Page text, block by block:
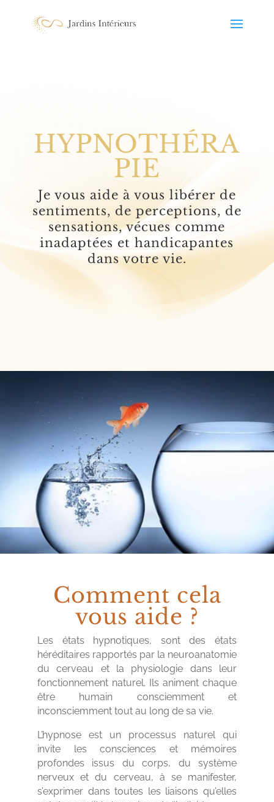
HYPNOTHÉRA
PIE
Je vous aide à vous libérer de
sentiments, de perceptions, de
sensations, vécues comme
inadaptées et handicapantes
dans votre vie.
Comment cela
vous aide ?
Les états hypnotiques, sont des états
héréditaires rapportés par la neuroanatomie
du cerveau et la physiologie dans leur
fonctionnement naturel. Ils animent chaque
être humain consciemment et
inconsciemment tout au long de sa vie.
L’hypnose est un processus naturel qui
invite les consciences et mémoires
profondes issus du corps, du système
nerveux et du cerveau, à se manifester,
s’exprimer dans toutes les liaisons qu’elles